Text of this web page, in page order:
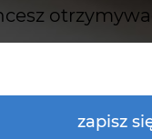
zapisz